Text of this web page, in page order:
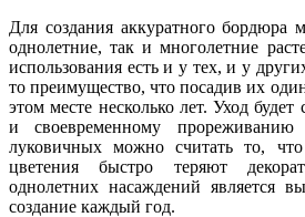
Для создания аккуратного бордюра
однолетние, так и многолетние
использования есть и у тех, и у
то преимущество, что посадив их
этом месте несколько лет. Уход
и своевременному прореживанию
луковичных можно считать то,
цветения быстро теряют
однолетних насаждений является
создание каждый год.